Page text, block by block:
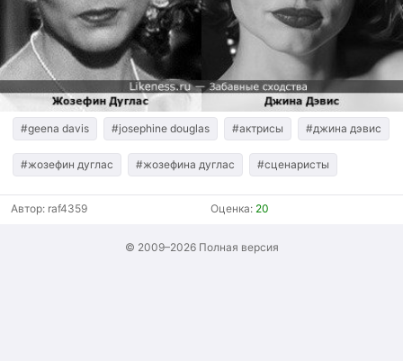
Случайное сходство 👍
Создать сходство
Для публикации необходима авторизация
Поиск
#geena davis #josephine douglas #актрисы #джина дэвис
#жозефин дуглас #жозефина дуглас #сценаристы
Автор: raf4359 Оценка: 20
© 2009–2026 Полная версия